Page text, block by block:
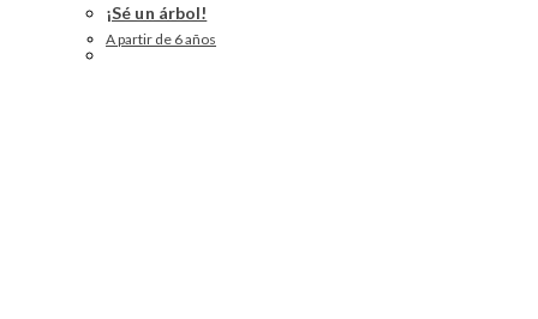
¡Sé un árbol!
A partir de 6 años